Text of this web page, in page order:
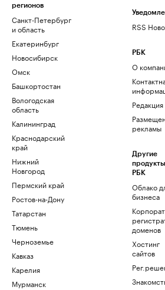
регионов
Санкт-Петербург
и область
Екатеринбург
Новосибирск
Омск
Башкортостан
Вологодская
область
Калининград
Краснодарский
край
Нижний
Новгород
Пермский край
Ростов-на-Дону
Татарстан
Тюмень
Черноземье
Кавказ
Карелия
Мурманск
RSS
РБК
О
Редакция
рекламы
Другие
продукты
РБК
Облако
бизнеса
доменов
Хостинг
сайтов